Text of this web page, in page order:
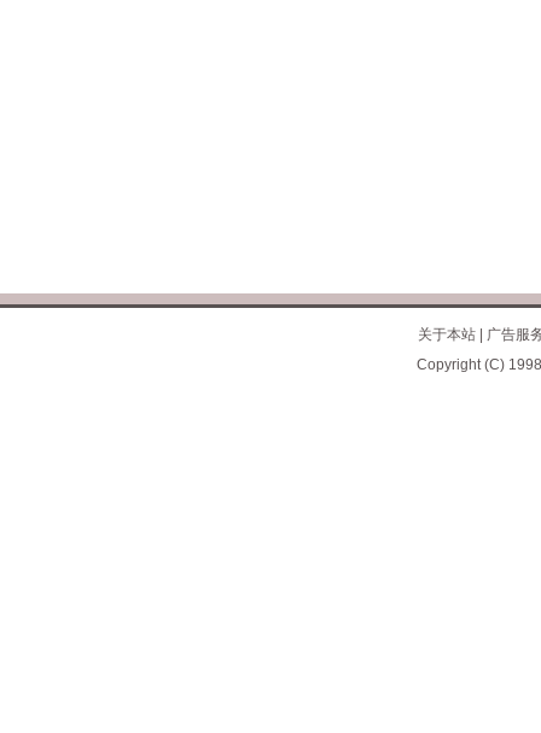
关于本站|
广告服
Copyright (C)